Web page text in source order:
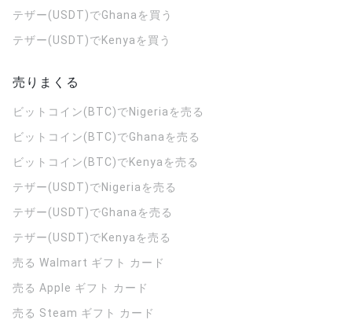
テザー(USDT)でGhanaを買う
テザー(USDT)でKenyaを買う
売りまくる
ビットコイン(BTC)でNigeriaを売る
ビットコイン(BTC)でGhanaを売る
ビットコイン(BTC)でKenyaを売る
テザー(USDT)でNigeriaを売る
テザー(USDT)でGhanaを売る
テザー(USDT)でKenyaを売る
売る Walmart ギフト カード
売る Apple ギフト カード
売る Steam ギフト カード